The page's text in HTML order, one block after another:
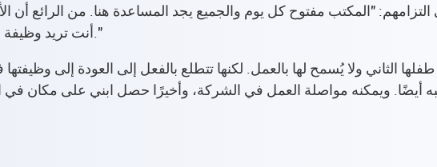
"المكتب مفتوح كل يوم والجميع يجد المساعدة هنا. من الرائع أن
أنت تريد وظيفة والسيدة جيرسدورف تجد لك وظيفة."
طفلها الثاني ولا يُسمح لها بالعمل. لكنها تتطلع بالفعل إلى العودة إلى